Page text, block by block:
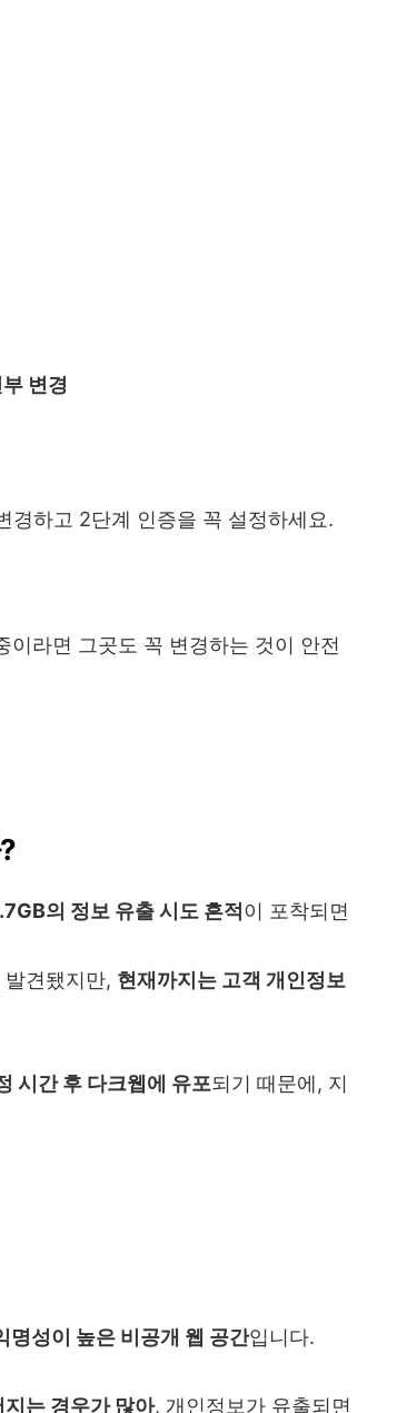
변경
경하고 2단계 인증을 꼭 설정하세요.
라면 그곳도 꼭 변경하는 것이 안전
의 정보 유출 시도 흔적이 포착되면
발견됐지만, 현재까지는 고객 개인정보
시간 후 다크웹에 유포되기 때문에, 지
명성이 높은 비공개 웹 공간입니다.
는 경우가 많아, 개인정보가 유출되면